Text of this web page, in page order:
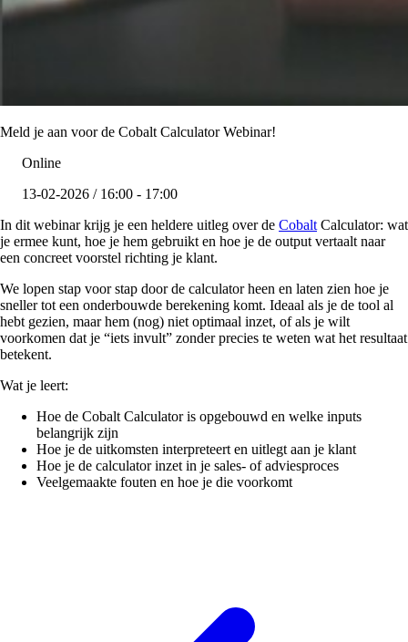
Meld je aan voor de Cobalt Calculator Webinar!
Online
13-02-2026 / 16:00 - 17:00
In dit webinar krijg je een heldere uitleg over de Cobalt Calculator: wat
je ermee kunt, hoe je hem gebruikt en hoe je de output vertaalt naar
een concreet voorstel richting je klant.
We lopen stap voor stap door de calculator heen en laten zien hoe je
sneller tot een onderbouwde berekening komt. Ideaal als je de tool al
hebt gezien, maar hem (nog) niet optimaal inzet, of als je wilt
voorkomen dat je “iets invult” zonder precies te weten wat het resultaat
betekent.
Wat je leert:
Hoe de Cobalt Calculator is opgebouwd en welke inputs
belangrijk zijn
Hoe je de uitkomsten interpreteert en uitlegt aan je klant
Hoe je de calculator inzet in je sales- of adviesproces
Veelgemaakte fouten en hoe je die voorkomt